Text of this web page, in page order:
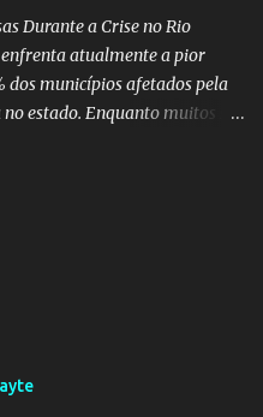
escreveu brilhantemen...
Durante a Crise no Rio
enfrenta atualmente a pior
dos municípios afetados pela
estado. Enquanto muitos se
impactando diretamente
de o governo federal pedir
autores dessas notícias falsas.